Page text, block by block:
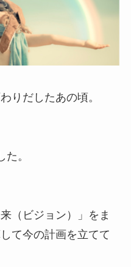
りだしたあの頃。
。
（ビジョン）」をま
て今の計画を立てて